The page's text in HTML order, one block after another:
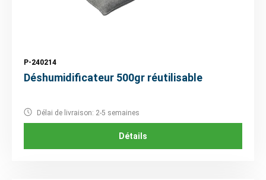
P-240214
Déshumidificateur 500gr réutilisable
Délai de livraison: 2-5 semaines
Détails